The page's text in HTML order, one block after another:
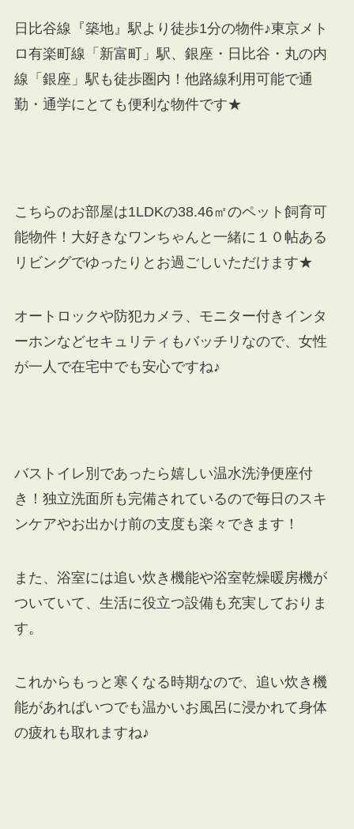
日比谷線『築地』駅より徒歩1分の物件♪東京メト
ロ有楽町線「新富町」駅、銀座・日比谷・丸の内
線「銀座」駅も徒歩圏内！他路線利用可能で通
勤・通学にとても便利な物件です★
こちらのお部屋は1LDKの38.46㎡のペット飼育可
能物件！大好きなワンちゃんと一緒に１０帖ある
リビングでゆったりとお過ごしいただけます★
オートロックや防犯カメラ、モニター付きインタ
ーホンなどセキュリティもバッチリなので、女性
が一人で在宅中でも安心ですね♪
バストイレ別であったら嬉しい温水洗浄便座付
き！独立洗面所も完備されているので毎日のスキ
ンケアやお出かけ前の支度も楽々できます！
また、浴室には追い炊き機能や浴室乾燥暖房機が
ついていて、生活に役立つ設備も充実しておりま
す。
これからもっと寒くなる時期なので、追い炊き機
能があればいつでも温かいお風呂に浸かれて身体
の疲れも取れますね♪